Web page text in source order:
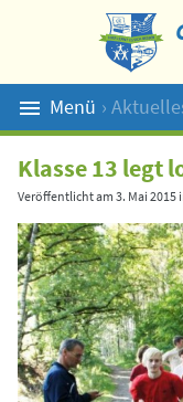
Menü ›
Suche
Klasse 13 legt
Veröffentlicht am 3. Mai 2015